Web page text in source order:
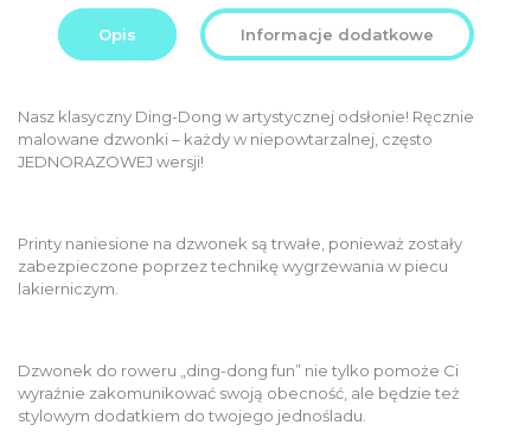
total:
PLN
Opis Informacje dodatkowe
Nasz klasyczny Ding-Dong w artystycznej odsłonie! Ręcznie
malowane dzwonki – każdy w niepowtarzalnej, często
JEDNORAZOWEJ wersji!
Printy naniesione na dzwonek są trwałe, ponieważ zostały
zabezpieczone poprzez technikę wygrzewania w piecu
lakierniczym.
Dzwonek do roweru „ding-dong fun” nie tylko pomoże Ci
wyraźnie zakomunikować swoją obecność, ale będzie też
stylowym dodatkiem do twojego jednośladu.